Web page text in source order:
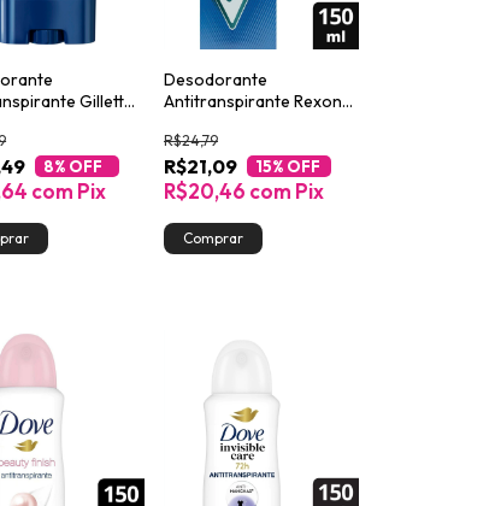
Gillette
8% OFF
com Pix
Desodorante
Antitranspirante Rexona
R$21,09
R$24,79
15% OFF
R$20,46 com Pix